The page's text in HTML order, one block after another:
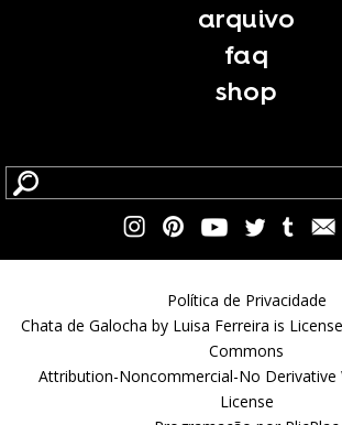
arquivo
faq
shop
Política de Privacidade
Chata de Galocha by Luisa Ferreira is
Commons
Attribution-Noncommercial-No Derivative
License